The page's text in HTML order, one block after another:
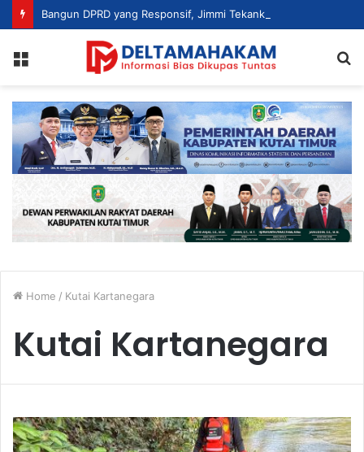
Home / Kutai Kartanegara
Kutai Kartanegara